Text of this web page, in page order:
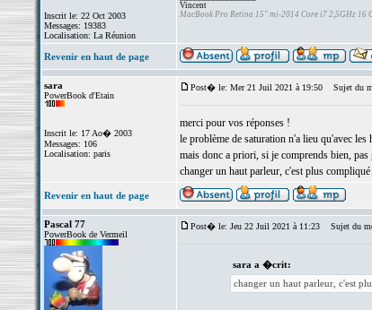
Inscrit le: 22 Oct 2003
Messages: 19383
Localisation: La Réunion
Vincent
MacBook Pro Retina 15" mi-2014 Core i7 2,5GHz 16
Revenir en haut de page
sara
PowerBook d'Etain
Inscrit le: 17 Ao� 2003
Messages: 106
Localisation: paris
Post� le: Mer 21 Juil 2021 à 19:50 Sujet du
merci pour vos réponses !
le problème de saturation n'a lieu qu'avec les
mais donc a priori, si je comprends bien, pas
changer un haut parleur, c'est plus
Revenir en haut de page
Pascal 77
PowerBook de Vermeil
Post� le: Jeu 22 Juil 2021 à 11:23 Sujet du
sara a �crit:
changer un haut parleur, c'est